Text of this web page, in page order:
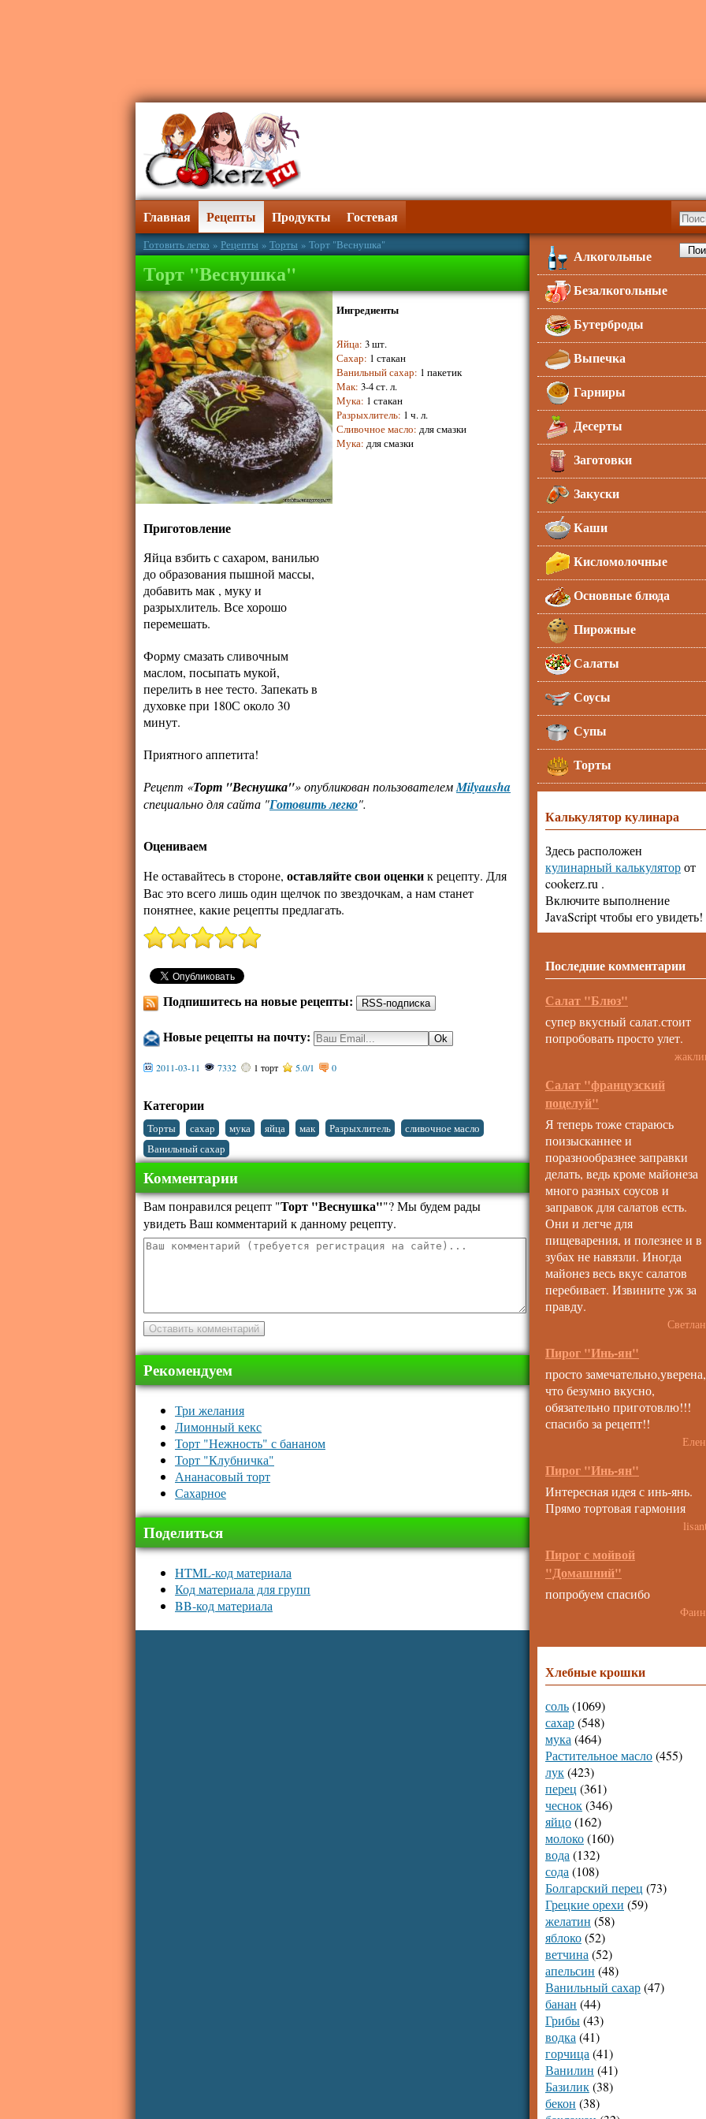
Главная Рецепты Продукты Гостевая
Готовить легко » Рецепты » Торты » Торт "Веснушка"
Торт "Веснушка"
Ингредиенты
Яйца: 3 шт.
Сахар: 1 стакан
Ванильный сахар: 1 пакетик
Мак: 3-4 ст. л.
Мука: 1 стакан
Разрыхлитель: 1 ч. л.
Сливочное масло: для смазки
Мука: для смазки
Приготовление
Яйца взбить с сахаром, ванилью
до образования пышной массы,
добавить мак , муку и
разрыхлитель. Все хорошо
перемешать.
Форму смазать сливочным
маслом, посыпать мукой,
перелить в нее тесто. Запекать в
духовке при 180С около 30
минут.
Приятного аппетита!
Рецепт «Торт "Веснушка"» опубликован пользователемMilyausha
специально для сайта "Готовить легко".
Оцениваем
Не оставайтесь в стороне, оставляйте свои оценкик рецепту. Для
Вас это всего лишь один щелчок по звездочкам, а нам станет
понятнее, какие рецепты предлагать.
Подпишитесь на новые рецепты:
Новые рецепты на почту:
2011-03-11 7332 1 торт 5.0/1 0
Категории
Торты сахар мука яйца мак Разрыхлитель сливочное масло
Ванильный сахар
Комментарии
Вам понравился рецепт "Торт "Веснушка""? Мы будем рады
увидеть Ваш комментарий к данному рецепту.
Рекомендуем
Три желания
Лимонный кекс
Торт "Нежность" с бананом
Торт "Клубничка"
Ананасовый торт
Сахарное
Поделиться
HTML-код материала
Код материала для групп
BB-код материала
Алкогольные
Безалкогольные
Бутерброды
Выпечка
Гарниры
Десерты
Заготовки
Закуски
Каши
Кисломолочные
Основные блюда
Пирожные
Салаты
Соусы
Супы
Торты
Калькулятор кулинара
Здесь расположен
кулинарный калькуляторот
cookerz.ru .
Включите выполнение
JavaScript чтобы его увидеть!
Последние комментарии
Салат "Блюз"
супер вкусный салат.стоит
попробовать просто улет.
Салат "французский
поцелуй"
Я теперь тоже стараюсь
поизысканнее и
поразнообразнее заправки
делать, ведь кроме майонеза
много разных соусов и
заправок для салатов есть.
Они и легче для
пищеварения, и полезнее и в
зубах не навязли. Иногда
майонез весь вкус салатов
перебивает. Извините уж за
правду.
Пирог "Инь-ян"
просто замечательно,уверена,
что безумно вкусно,
обязательно приготовлю!!!
спасибо за рецепт!!
Пирог "Инь-ян"
Интересная идея с инь-янь.
Прямо тортовая гармония
Пирог с мойвой
"Домашний"
попробуем спасибо
Хлебные крошки
соль(1069)
сахар(548)
мука (464)
Растительное масло(455)
лук(423)
перец (361)
чеснок(346)
яйцо(162)
молоко(160)
вода (132)
сода (108)
Болгарский перец (73)
Грецкие орехи (59)
желатин (58)
яблоко(52)
ветчина (52)
апельсин (48)
Ванильный сахар(47)
банан (44)
Грибы(43)
водка (41)
горчица (41)
Ванилин (41)
Базилик(38)
бекон (38)